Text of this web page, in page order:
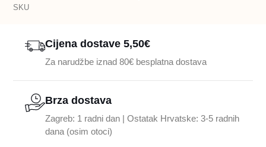
SKU
Cijena dostave 5,50€
Za narudžbe iznad 80€ besplatna dostava
Brza dostava
Zagreb: 1 radni dan | Ostatak Hrvatske: 3-5 radnih
dana (osim otoci)